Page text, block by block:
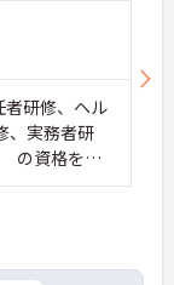
研修、ヘル
実務者研
の資格をお